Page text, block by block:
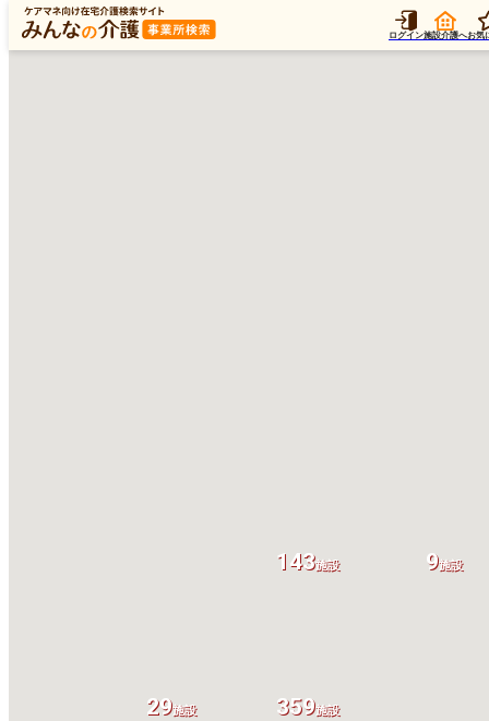
ログイン施設介護へお気
29施設
143施設 9施設
359施設